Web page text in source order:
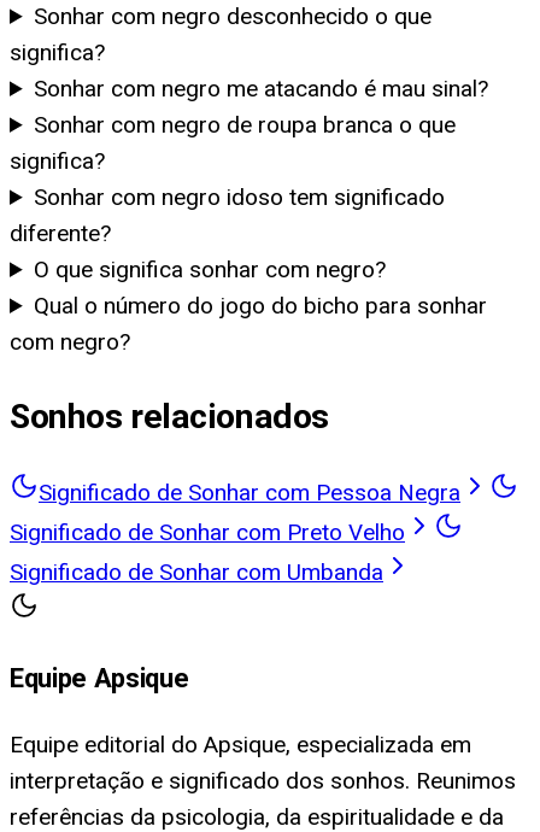
Sonhar com negro desconhecido o que
significa?
Sonhar com negro me atacando é mau sinal?
Sonhar com negro de roupa branca o que
significa?
Sonhar com negro idoso tem significado
diferente?
O que significa sonhar com negro?
Qual o número do jogo do bicho para sonhar
com negro?
Sonhos relacionados
Significado de Sonhar com Pessoa Negra
Significado de Sonhar com Preto Velho
Significado de Sonhar com Umbanda
Equipe Apsique
Equipe editorial do Apsique, especializada em
interpretação e significado dos sonhos. Reunimos
referências da psicologia, da espiritualidade e da